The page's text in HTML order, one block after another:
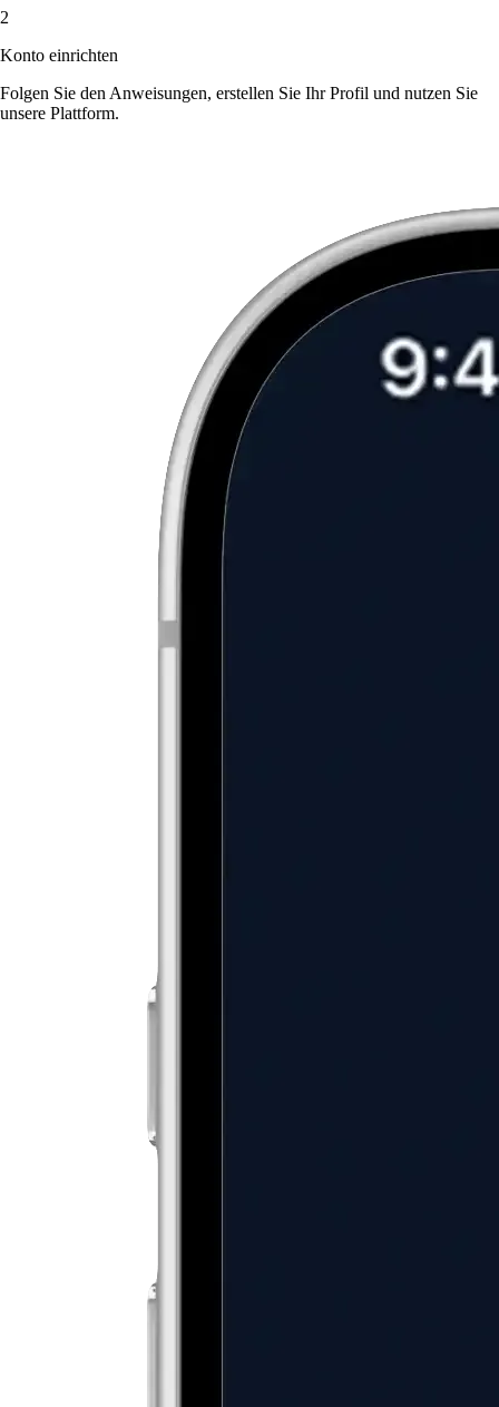
2
Konto einrichten
Folgen Sie den Anweisungen, erstellen Sie Ihr Profil und nutzen Sie
unsere Plattform.